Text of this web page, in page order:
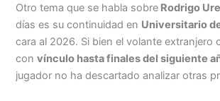
Otro tema que se habla sobre Rodrigo
días es su continuidad en Universitario
cara al 2026. Si bien el volante extranjero
convínculo hasta finales del siguiente
jugador no ha descartado analizar otras